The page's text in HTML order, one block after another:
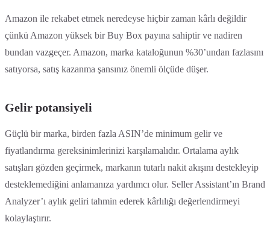
Amazon ile rekabet etmek neredeyse hiçbir zaman kârlı değildir
çünkü Amazon yüksek bir Buy Box payına sahiptir ve nadiren
bundan vazgeçer. Amazon, marka kataloğunun %30’undan fazlasını
satıyorsa, satış kazanma şansınız önemli ölçüde düşer.
Gelir potansiyeli
Güçlü bir marka, birden fazla ASIN’de minimum gelir ve
fiyatlandırma gereksinimlerinizi karşılamalıdır. Ortalama aylık
satışları gözden geçirmek, markanın tutarlı nakit akışını destekleyip
desteklemediğini anlamanıza yardımcı olur. Seller Assistant’ın Brand
Analyzer’ı aylık geliri tahmin ederek kârlılığı değerlendirmeyi
kolaylaştırır.